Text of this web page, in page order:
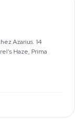
Azarius. 14
Haze, Prima